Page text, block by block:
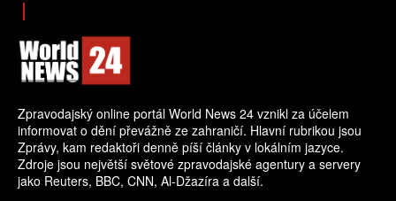
Zpravodajský online portál World News 24 vznikl za účelem
informovat o dění převážně ze zahraničí. Hlavní rubrikou jsou
Zprávy, kam redaktoři denně píší články v lokálním jazyce.
Zdroje jsou největší světové zpravodajské agentury a servery
jako Reuters, BBC, CNN, Al-Džazíra a další.